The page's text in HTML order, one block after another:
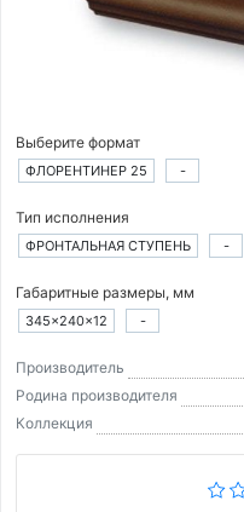
Выберите формат
ФЛОРЕНТИНЕР 25 -
Тип исполнения
ФРОНТАЛЬНАЯ СТУПЕНЬ -
Габаритные размеры, мм
345×240×12 -
Производитель
Родина производителя
Коллекция